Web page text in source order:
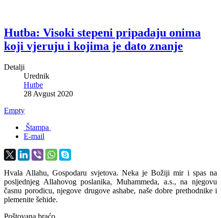
Hutba: Visoki stepeni pripadaju onima
koji vjeruju i kojima je dato znanje
Detalji
Urednik
Hutbe
28 Avgust 2020
Empty
Štampa
E-mail
Hvala Allahu, Gospodaru svjetova. Neka je Božiji mir i spas na
posljednjeg Allahovog poslanika, Muhammeda, a.s., na njegovu
časnu porodicu, njegove drugove ashabe, naše dobre prethodnike i
plemenite šehide.